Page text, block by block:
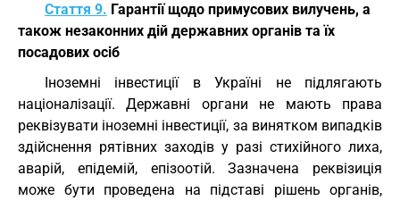
Стаття 9. Гарантії щодо примусових вилучень, а
також незаконних дій державних органів та їх
посадових осіб
Іноземні інвестиції в Україні не підлягають
націоналізації. Державні органи не мають права
реквізувати іноземні інвестиції, за винятком випадків
здійснення рятівних заходів у разі стихійного лиха,
аварій, епідемій, епізоотій. Зазначена реквізиція
може бути проведена на підставі рішень органів,